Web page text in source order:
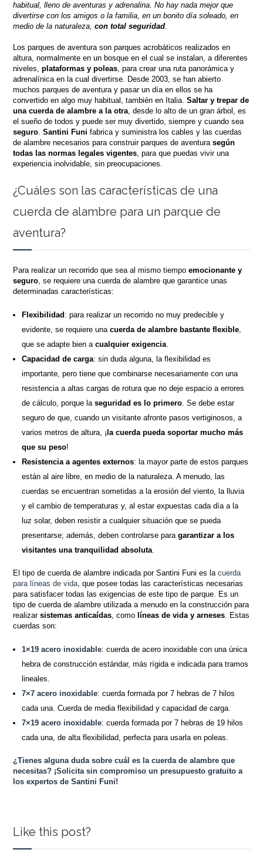
habitual, lleno de aventuras y adrenalina. No hay nada mejor que
divertirse con los amigos o la familia, en un bonito día soleado, en
medio de la naturaleza,con total seguridad.
Los parques de aventura son parques acrobáticos realizados en
altura, normalmente en un bosque en el cual se instalan, a diferentes
niveles,plataformas y poleas, para crear una ruta panorámica y
adrenalínica en la cual divertirse. Desde 2003, se han abierto
muchos parques de aventura y pasar un día en ellos se ha
convertido en algo muy habitual, también en Italia.Saltar y trepar de
una cuerda de alambre a la otra, desde lo alto de un gran árbol, es
el sueño de todos y puede ser muy divertido, siempre y cuando sea
seguro.Santini Funi fabrica y suministra los cables y las cuerdas
de alambre necesarios para construir parques de aventurasegún
todas las normas legales vigentes, para que puedas vivir una
experiencia inolvidable, sin preocupaciones.
¿Cuáles son las características de una
cuerda de alambre para un parque de
aventura?
Para realizar un recorrido que sea al mismo tiempoemocionante y
seguro, se requiere una cuerda de alambre que garantice unas
determinadas características:
Flexibilidad : para realizar un recorrido no muy predecible y
evidente, se requiere unacuerda de alambre bastante flexible,
que se adapte bien acualquier exigencia.
Capacidad de carga: sin duda alguna, la flexibilidad es
importante, pero tiene que combinarse necesariamente con una
resistencia a altas cargas de rotura que no deje espacio a errores
de cálculo, porque laseguridad es lo primero. Se debe estar
seguro de que, cuando un visitante afronte pasos vertiginosos, a
varios metros de altura, ¡ la cuerda pueda soportar mucho más
que su peso!
Resistencia a agentes externos: la mayor parte de estos parques
están al aire libre, en medio de la naturaleza. A menudo, las
cuerdas se encuentran sometidas a la erosión del viento, la lluvia
y el cambio de temperaturas y, al estar expuestas cada día a la
luz solar, deben resistir a cualquier situación que se pueda
presentarse; además, deben controlarse paragarantizar a los
visitantes una tranquilidad absoluta.
El tipo de cuerda de alambre indicada por Santini Funi es lacuerda
para líneas de vida, que posee todas las características necesarias
para satisfacer todas las exigencias de este tipo de parque. Es un
tipo de cuerda de alambre utilizada a menudo en la construcción para
realizarsistemas anticaídas, como líneas de vida y arneses. Estas
cuerdas son:
1×19 acero inoxidable: cuerda de acero inoxidable con una única
hebra de construcción estándar, más rígida e indicada para tramos
lineales.
7×7 acero inoxidable: cuerda formada por 7 hebras de 7 hilos
cada una. Cuerda de media flexibilidad y capacidad de carga.
7×19 acero inoxidable: cuerda formada por 7 hebras de 19 hilos
cada una, de alta flexibilidad, perfecta para usarla en poleas.
¿Tienes alguna duda sobre cuál es la cuerda de alambre que
necesitas? ¡Solicita sin compromiso un presupuesto gratuito a
los expertos de Santini Funi!
Like this post?